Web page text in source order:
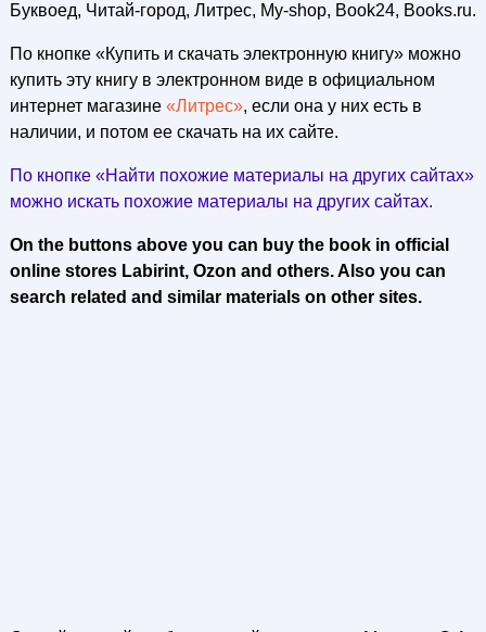
Буквоед, Читай-город, Литрес, My-shop, Book24, Books.ru.
По кнопке «Купить и скачать электронную книгу» можно
купить эту книгу в электронном виде в официальном
интернет магазине «Литрес», если она у них есть в
наличии, и потом ее скачать на их сайте.
По кнопке «Найти похожие материалы на других сайтах»
можно искать похожие материалы на других сайтах.
On the buttons above you can buy the book in official
online stores Labirint, Ozon and others. Also you can
search related and similar materials on other sites.